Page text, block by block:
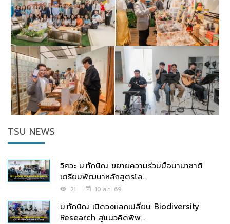
TSU NEWS
วิศวะ ม.ทักษิณ ขยายความร่วมมือนานาชาติ
เตรียมพัฒนาหลักสูตรโล...
21 10 ส.ค. 69
ม.ทักษิณ เปิดวงแลกเปลี่ยน Biodiversity
Research สู่แนวคิดพิพ...